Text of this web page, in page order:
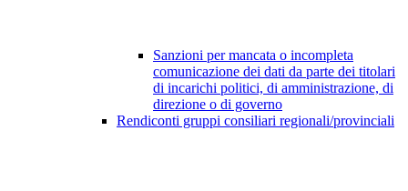
Sanzioni per mancata o incompleta
comunicazione dei dati da parte dei titolari
di incarichi politici, di amministrazione, di
direzione o di governo
Rendiconti gruppi consiliari regionali/provinciali